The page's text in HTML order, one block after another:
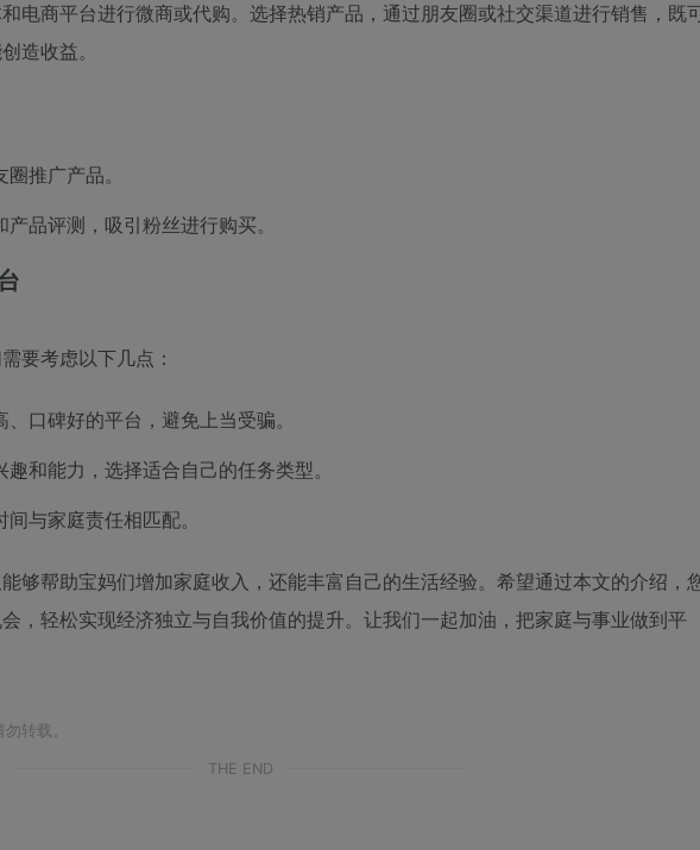
电商平台进行微商或代购。选择热销产品，通过朋友圈或社交渠道进行销售，既
造收益。
推广产品。
产品评测，吸引粉丝进行购买。
要考虑以下几点：
、口碑好的平台，避免上当受骗。
趣和能力，选择适合自己的任务类型。
间与家庭责任相匹配。
够帮助宝妈们增加家庭收入，还能丰富自己的生活经验。希望通过本文的介绍，
，轻松实现经济独立与自我价值的提升。让我们一起加油，把家庭与事业做到平
转载。
THE END